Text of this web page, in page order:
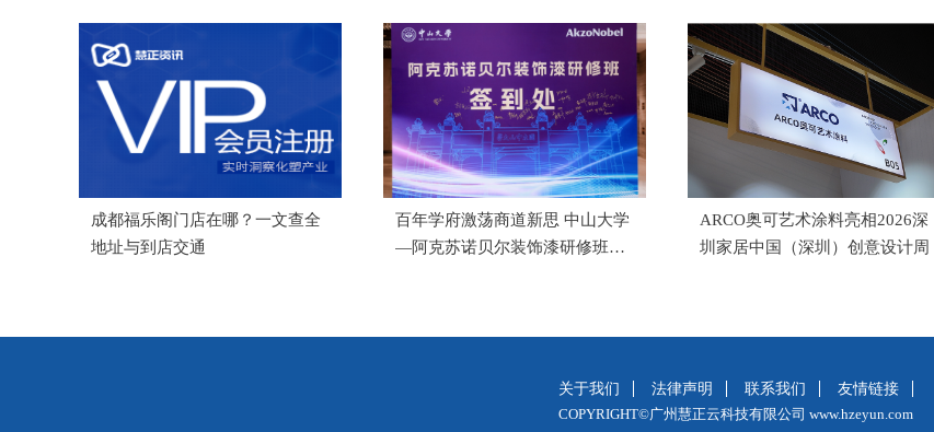
成都福乐阁门店在哪？一文查全
地址与到店交通
百年学府激荡商道新思 中山大学
—阿克苏诺贝尔装饰漆研修班成
ARCO奥可艺术涂料亮相2026深
圳家居中国（深圳）创意设计周
关于我们 法律声明 联系我们
友情链接
COPYRIGHT©广州慧正云科技有限公司 www.hzeyun.com